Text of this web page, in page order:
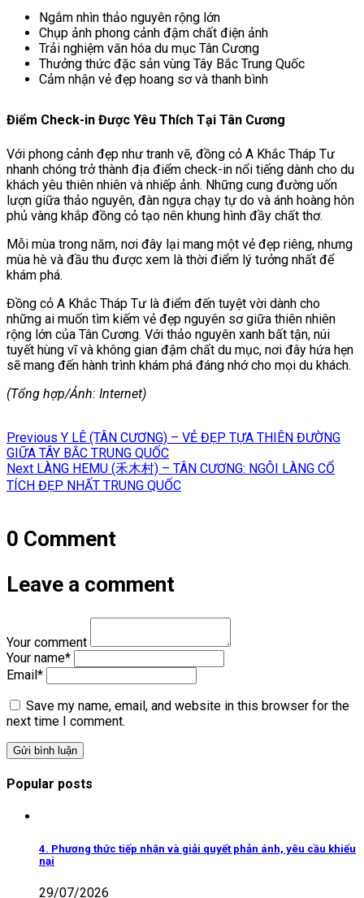
Ngắm nhìn thảo nguyên rộng lớn
Chụp ảnh phong cảnh đậm chất điện ảnh
Trải nghiệm văn hóa du mục Tân Cương
Thưởng thức đặc sản vùng Tây Bắc Trung Quốc
Cảm nhận vẻ đẹp hoang sơ và thanh bình
Điểm Check-in Được Yêu Thích Tại Tân Cương
Với phong cảnh đẹp như tranh vẽ, đồng cỏ A Khắc Tháp Tư
nhanh chóng trở thành địa điểm check-in nổi tiếng dành cho du
khách yêu thiên nhiên và nhiếp ảnh. Những cung đường uốn
lượn giữa thảo nguyên, đàn ngựa chạy tự do và ánh hoàng hôn
phủ vàng khắp đồng cỏ tạo nên khung hình đầy chất thơ.
Mỗi mùa trong năm, nơi đây lại mang một vẻ đẹp riêng, nhưng
mùa hè và đầu thu được xem là thời điểm lý tưởng nhất để
khám phá.
Đồng cỏ A Khắc Tháp Tư là điểm đến tuyệt vời dành cho
những ai muốn tìm kiếm vẻ đẹp nguyên sơ giữa thiên nhiên
rộng lớn của Tân Cương. Với thảo nguyên xanh bất tận, núi
tuyết hùng vĩ và không gian đậm chất du mục, nơi đây hứa hẹn
sẽ mang đến hành trình khám phá đáng nhớ cho mọi du khách.
(Tổng hợp/Ảnh: Internet)
Điều
hướng
bài
viết
Previous Previous
post:
Y LÊ (TÂN CƯƠNG) – VẺ ĐẸP TỰA THIÊN ĐƯỜNG
GIỮA TÂY BẮC TRUNG QUỐC
Next Next
post:
LÀNG HEMU (禾木村) – TÂN CƯƠNG: NGÔI LÀNG CỔ
TÍCH ĐẸP NHẤT TRUNG QUỐC
0 Comment
Leave a comment
Your comment
Your name*
Email*
Save my name, email, and website in this browser for the
next time I comment.
Popular posts
4. Phương thức tiếp nhận và giải quyết phản ánh, yêu cầu khiếu
nại
29/07/2026